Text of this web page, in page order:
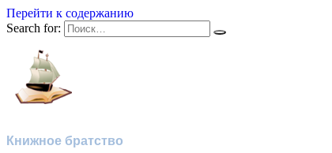
Перейти к содержанию
Search for:
Книжное братство